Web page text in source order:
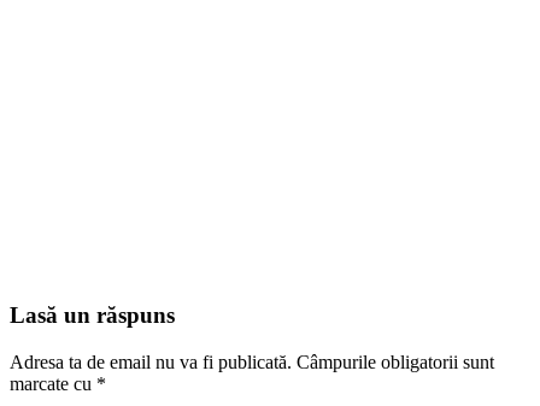
Lasă un răspuns
Adresa ta de email nu va fi publicată. Câmpurile obligatorii sunt
marcate cu *